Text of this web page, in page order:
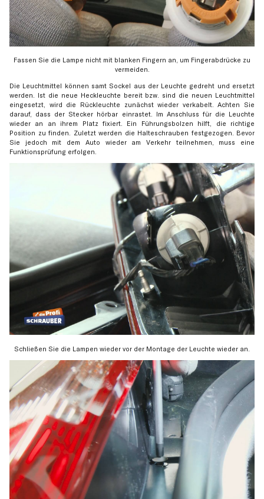
Fassen Sie die Lampe nicht mit blanken Fingern an, um Fingerabdrücke zu
vermeiden.
Die Leuchtmittel können samt Sockel aus der Leuchte gedreht und ersetzt
werden. Ist die neue Heckleuchte bereit bzw. sind die neuen Leuchtmittel
eingesetzt, wird die Rückleuchte zunächst wieder verkabelt. Achten Sie
darauf, dass der Stecker hörbar einrastet. Im Anschluss für die Leuchte
wieder an an ihrem Platz fixiert. Ein Führungsbolzen hilft, die richtige
Position zu finden. Zuletzt werden die Halteschrauben festgezogen. Bevor
Sie jedoch mit dem Auto wieder am Verkehr teilnehmen, muss eine
Funktionsprüfung erfolgen.
Schließen Sie die Lampen wieder vor der Montage der Leuchte wieder an.